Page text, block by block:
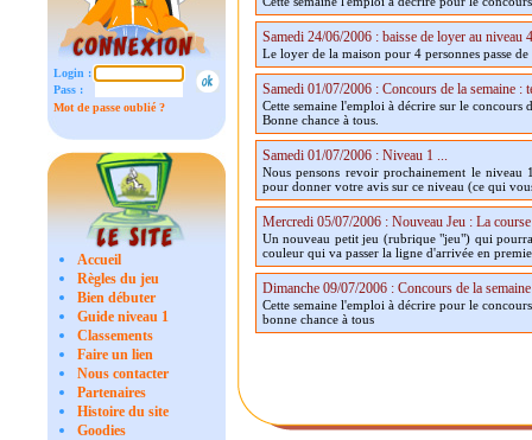
Login :
Pass :
Mot de passe oublié ?
Accueil
Règles du jeu
Bien débuter
Guide niveau 1
Classements
Faire un lien
Nous contacter
Partenaires
Histoire du site
Goodies
Samedi 24/06/2006 : baisse de loyer au niveau 4
Le loyer de la maison pour 4 personnes passe
Samedi 01/07/2006 : Concours de la semaine :
Cette semaine l'emploi à décrire sur le concours
Bonne chance à tous.
Samedi 01/07/2006 : Niveau 1 ...
Nous pensons revoir prochainement le
pour donner votre avis sur ce niveau (ce qui
Mercredi 05/07/2006 : Nouveau Jeu : La
Un nouveau petit jeu (rubrique "jeu") qui
couleur qui va passer la ligne d'arrivée en
Dimanche 09/07/2006 : Concours de la
Cette semaine l'emploi à décrire pour le
bonne chance à tous